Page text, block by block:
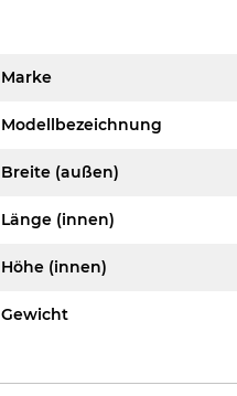
Marke
Modellbezeichnung
Breite (außen)
Länge (innen)
Höhe (innen)
Gewicht